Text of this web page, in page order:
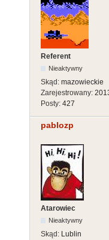
Referent
Nieaktywny
Skąd: mazowieckie
Zarejestrowany:
Posty: 427
pablozp
Atarowiec
Nieaktywny
Skąd: Lublin